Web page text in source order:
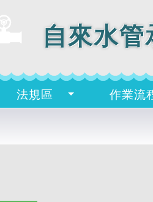
自來水
法規區 作業流